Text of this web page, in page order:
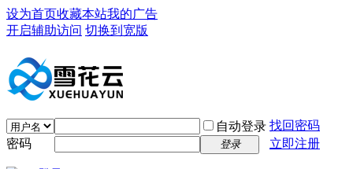
设为首页收藏本站我的广告
开启辅助访问 切换到宽版
自动登录 找回密码
密码
登录 立即注册